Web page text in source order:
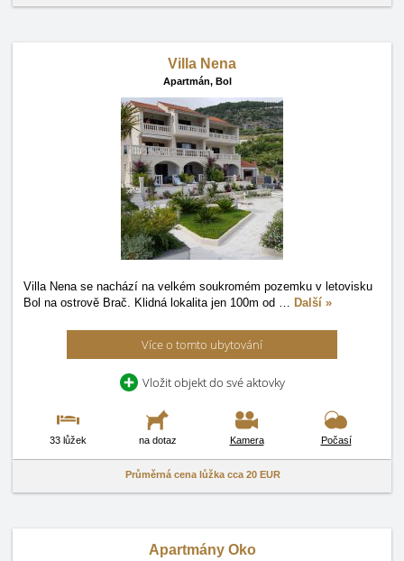
Villa Nena
Apartmán, Bol
Villa Nena se nachází na velkém soukromém pozemku v letovisku
Bol na ostrově Brač. Klidná lokalita jen 100m od … Další »
Více o tomto ubytování
Vložit objekt do své aktovky
33 lůžek na dotaz Kamera Počasí
Průměrná cena lůžka cca 20 EUR
Apartmány Oko